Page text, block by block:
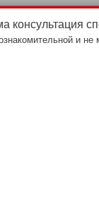
консультация
и